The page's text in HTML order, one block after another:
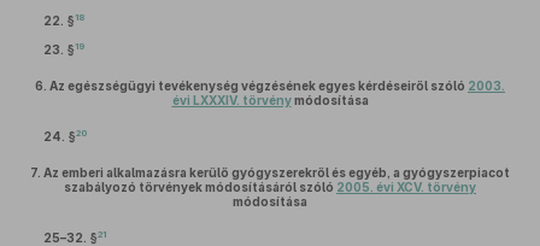
22. § 18
23. § 19
6. Az egészségügyi tevékenység végzésének egyes kérdéseiről szóló 2003.
évi LXXXIV. törvénymódosítása
24. §20
7. Az emberi alkalmazásra kerülő gyógyszerekről és egyéb, a gyógyszerpiacot
szabályozó törvények módosításáról szóló 2005. évi XCV. törvény
módosítása
25–32. §21